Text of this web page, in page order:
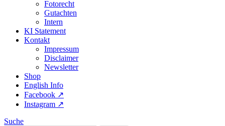
Fotorecht
Gutachten
Intern
KI Statement
Kontakt
Impressum
Disclaimer
Newsletter
Shop
English Info
Facebook ↗︎
Instagram ↗︎
Suche